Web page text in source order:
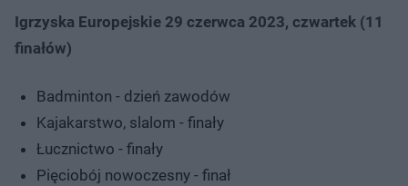
Igrzyska Europejskie 29 czerwca 2023, czwartek (11
finałów)
Badminton - dzień zawodów
Kajakarstwo, slalom - finały
Łucznictwo - finały
Pięciobój nowoczesny - finał